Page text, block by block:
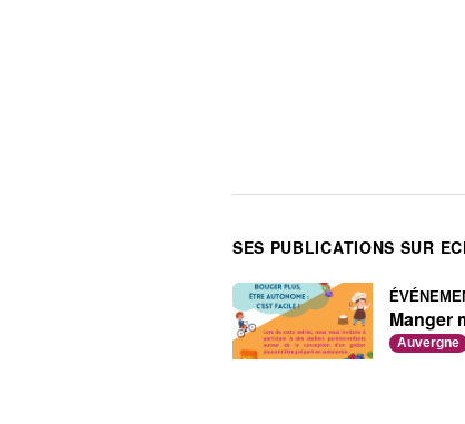
SES PUBLICATIONS SUR
Manger
Auvergne